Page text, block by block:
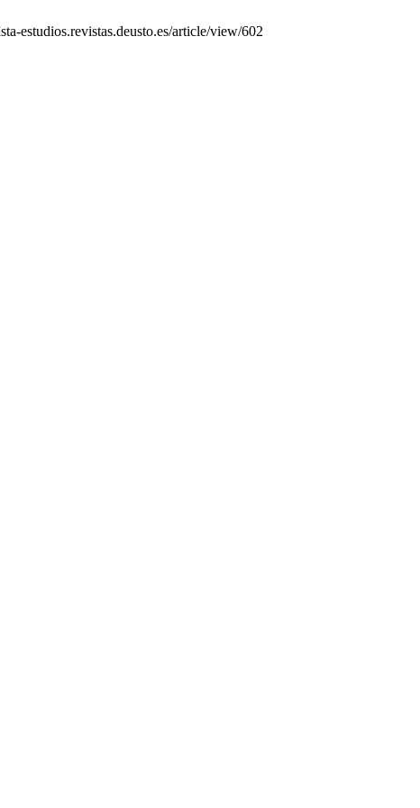
estudios.revistas.deusto.es/article/view/602